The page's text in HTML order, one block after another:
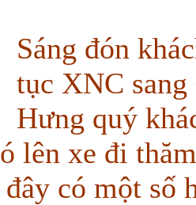
Sáng đón
tục XNC sang
Hưng quý
lên xe đi
có một số